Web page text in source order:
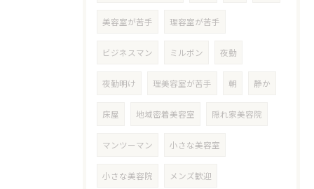
美容室が苦手 理容室が苦手
ビジネスマン ミルボン 夜勤
夜勤明け 理美容室が苦手 朝 静か
床屋 地域密着美容室 隠れ家美容院
マンツーマン 小さな美容室
小さな美容院 メンズ歓迎